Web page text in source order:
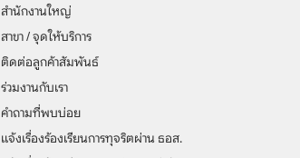
สำนักงานใหญ่
สาขา / จุดให้บริการ
ติดต่อลูกค้าสัมพันธ์
ร่วมงานกับเรา
คำถามที่พบบ่อย
แจ้งเรื่องร้องเรียนการทุจริตผ่าน ธอส.